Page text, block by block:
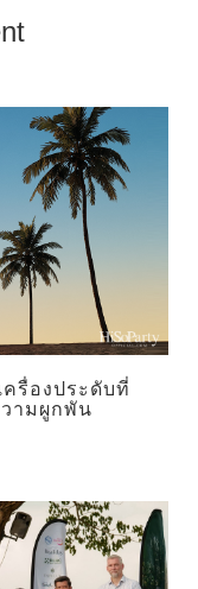
รื่องประดับที่
ามผูกพัน